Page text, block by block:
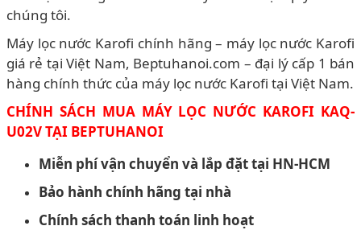
chúng tôi.
Máy lọc nước Karofi chính hãng – máy lọc nước Karofi
giá rẻ tại Việt Nam, Beptuhanoi.com – đại lý cấp 1 bán
hàng chính thức của máy lọc nước Karofi tại Việt Nam.
CHÍNH SÁCH MUA MÁY LỌC NƯỚC KAROFI KAQ-
U02VTẠI BEPTUHANOI
Miễn phí vận chuyển và lắp đặt tại HN-HCM
Bảo hành chính hãng tại nhà
Chính sách thanh toán linh hoạt